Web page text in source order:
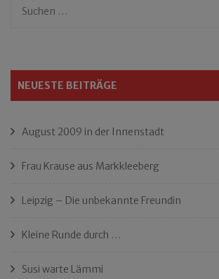
Suchen
NEUESTE BEITRÄGE
August 2009 in der Innenstadt
Frau Krause aus Markkleeberg
Leipzig – Die unbekannte Freundin
Kleine Runde durch …
Susi warte Lämmi